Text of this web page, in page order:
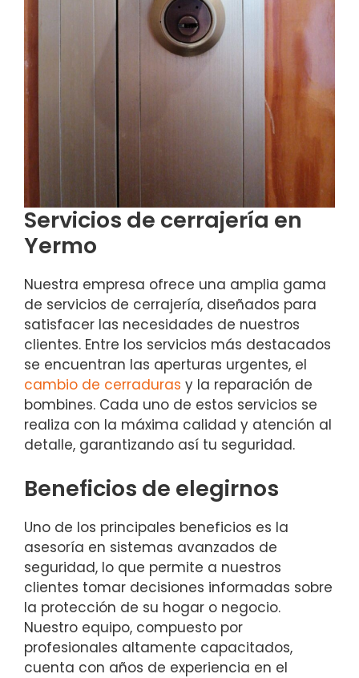
Servicios de cerrajería en
Yermo
Nuestra empresa ofrece una amplia gama
de servicios de cerrajería, diseñados para
satisfacer las necesidades de nuestros
clientes. Entre los servicios más destacados
se encuentran las aperturas urgentes, el
cambio de cerraduras y la reparación de
bombines. Cada uno de estos servicios se
realiza con la máxima calidad y atención al
detalle, garantizando así tu seguridad.
Beneficios de elegirnos
Uno de los principales beneficios es la
asesoría en sistemas avanzados de
seguridad, lo que permite a nuestros
clientes tomar decisiones informadas sobre
la protección de su hogar o negocio.
Nuestro equipo, compuesto por
profesionales altamente capacitados,
cuenta con años de experiencia en el